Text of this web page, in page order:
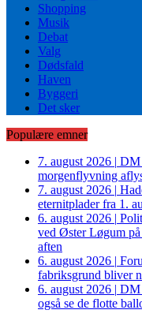
Shopping
Musik
Debat
Valg
Dødsfald
Haven
Byggeri
Det sker
Populære emner
7. august 2026 | DM
morgenflyvning
7. august 2026 |
eternitplader fra 1.
6. august 2026 |
ved Øster Løgum på
aften
6. august 2026 |
fabriksgrund bliver
6. august 2026 | DM
også se de flotte